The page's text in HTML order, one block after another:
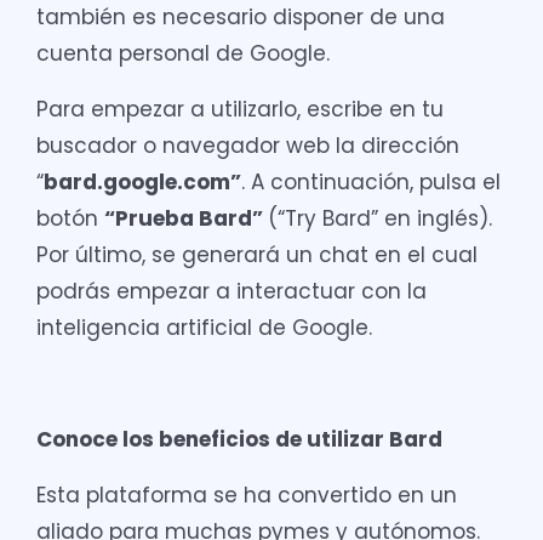
también es necesario disponer de una
cuenta personal de Google.
Para empezar a utilizarlo, escribe en tu
buscador o navegador web la dirección
“bard.google.com”. A continuación, pulsa el
botón “Prueba Bard” (“Try Bard” en inglés).
Por último, se generará un chat en el cual
podrás empezar a interactuar con la
inteligencia artificial de Google.
Conoce los beneficios de utilizar Bard
Esta plataforma se ha convertido en un
aliado para muchas pymes y autónomos.